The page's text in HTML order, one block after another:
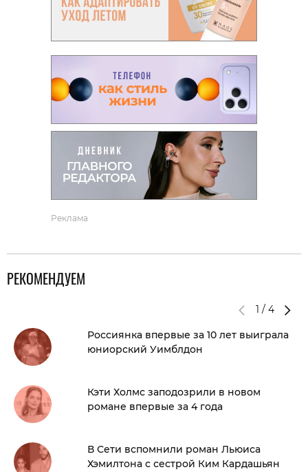
Реклама
РЕКОМЕНДУЕМ
1 / 4
Россиянка впервые за 10 лет выиграла
юниорский Уимблдон
Кэти Холмс заподозрили в новом
романе впервые за 4 года
В Сети вспомнили роман Льюиса
Хэмилтона с сестрой Ким Кардашьян